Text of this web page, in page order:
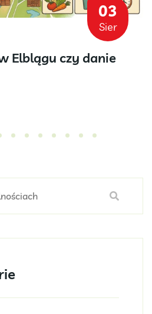
03
Sier
Elblągu czy danie